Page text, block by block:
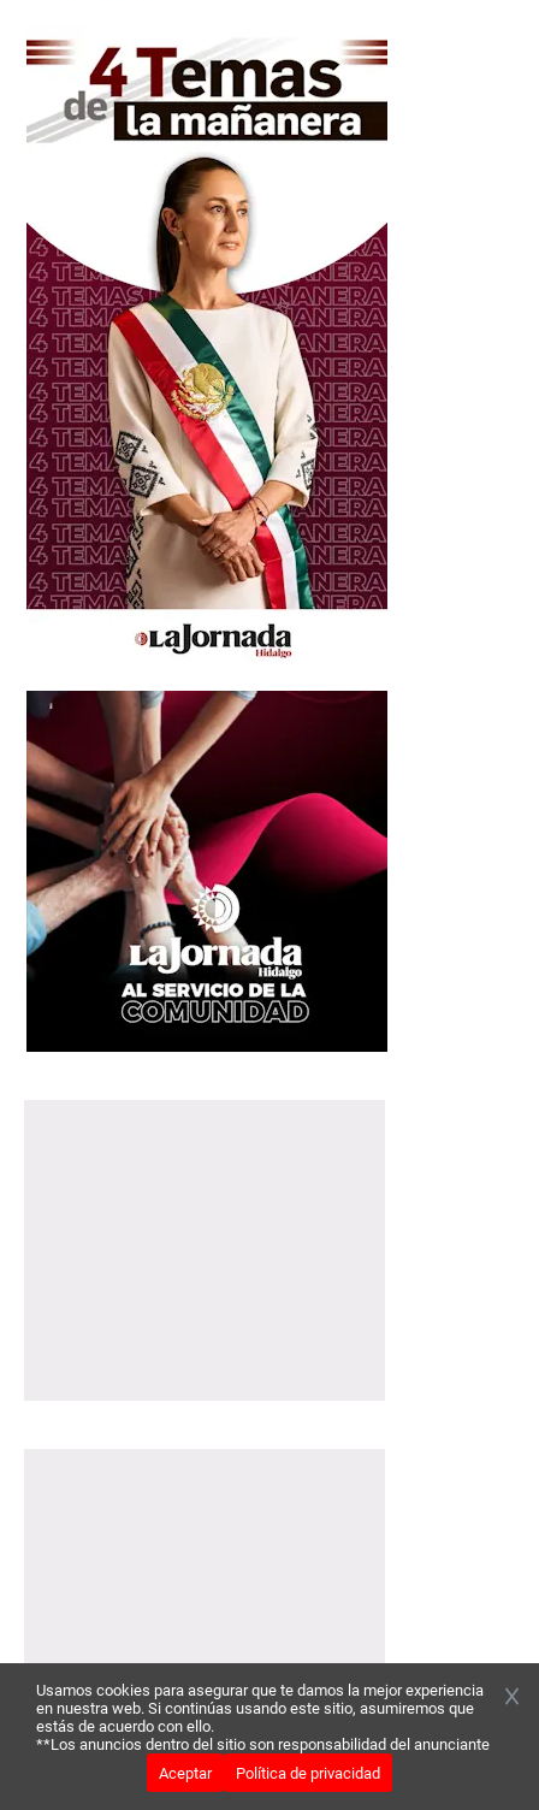
Usamos cookies para asegurar que te damos la mejor experiencia
en nuestra web. Si continúas usando este sitio, asumiremos que
estás de acuerdo con ello.
**Los anuncios dentro del sitio son responsabilidad del anunciante
Aceptar
Política de privacidad